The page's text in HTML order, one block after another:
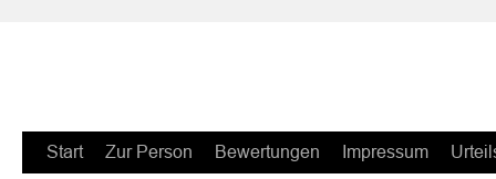
Zum
Start Zur Person Bewertungen Impressum